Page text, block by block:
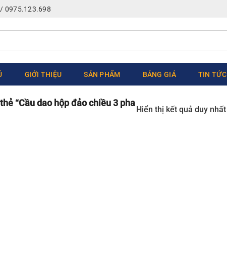
0975.123.698
GIỚI THIỆU SẢN PHẨM BẢNG GIÁ TIN TỨC
“Cầu dao hộp đảo chiều 3 pha
Hiển thị kết quả duy nhất